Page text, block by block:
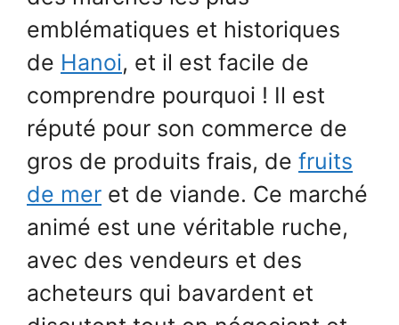
emblématiques et historiques
de Hanoi, et il est facile de
comprendre pourquoi ! Il est
réputé pour son commerce de
gros de produits frais, de fruits
de mer et de viande. Ce marché
animé est une véritable ruche,
avec des vendeurs et des
acheteurs qui bavardent et